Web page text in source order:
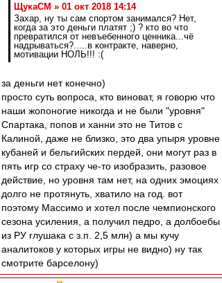
ЩукаСМ » 01 окт 2018 14:14
Захар, ну ты сам спортом занимался? Нет,
когда за это деньги платят ;) ? кто во что
превратился от невъебенного ценника...чё
надрываться?.....в контракте, наверно,
мотивации НОЛЬ!!! :(
за деньги нет конечно)
просто суть вопроса, кто виноват, я говорю что
наши жопоногие никогда и не были "уровня"
Спартака, попов и ханни это не Титов с
Калиной, даже не близко, это два упыря уровне
кубаней и бельгийских пердей, они могут раз в
пять игр со страху че-то изобразить, разовое
действие, но уровня там нет, на одних эмоциях
долго не протянуть, хватило на год. вот
поэтому Массимо и хотел после чемпионского
сезона усиления, а получил педро, а долбоебы
из РУ глушака с з.п. 2,5 млн) а мы кучу
аналитоков у которых игры не видно) ну так
смотрите барселону)